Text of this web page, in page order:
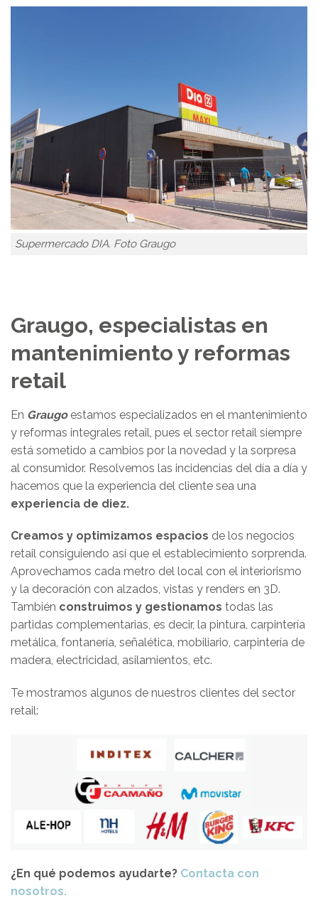
Supermercado DIA. Foto Graugo
Graugo, especialistas en
mantenimiento y reformas
retail
En Graugoestamos especializados en el mantenimiento
y reformas integrales retail, pues el sector retail siempre
está sometido a cambios por la novedad y la sorpresa
al consumidor. Resolvemos las incidencias del día a día y
hacemos que la experiencia del cliente sea una
experiencia de diez.
Creamos y optimizamos espacios de los negocios
retail consiguiendo así que el establecimiento sorprenda.
Aprovechamos cada metro del local con el interiorismo
y la decoración con alzados, vistas y renders en 3D.
También construimos y gestionamos todas las
partidas complementarias, es decir, la pintura, carpintería
metálica, fontanería, señalética, mobiliario, carpintería de
madera, electricidad, asilamientos, etc.
Te mostramos algunos de nuestros clientes del sector
retail:
¿En qué podemos ayudarte? Contacta con
nosotros.